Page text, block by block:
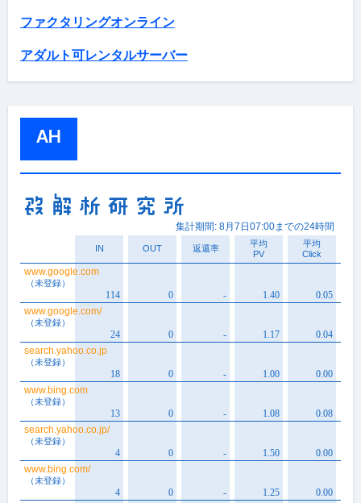
ファクタリングオンライン
アダルト可レンタルサーバー
AH